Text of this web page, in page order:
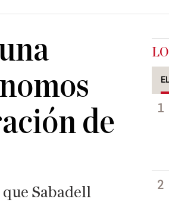
de
Sabadell